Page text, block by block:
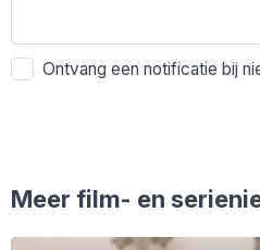
Ontvang een notificatie bij
Meer film- en